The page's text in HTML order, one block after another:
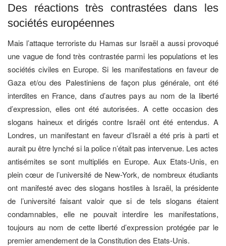
Des réactions très contrastées dans les
sociétés européennes
Mais l’attaque terroriste du Hamas sur Israël a aussi provoqué
une vague de fond très contrastée parmi les populations et les
sociétés civiles en Europe. Si les manifestations en faveur de
Gaza et/ou des Palestiniens de façon plus générale, ont été
interdites en France, dans d’autres pays au nom de la liberté
d’expression, elles ont été autorisées. A cette occasion des
slogans haineux et dirigés contre Israël ont été entendus. A
Londres, un manifestant en faveur d’Israël a été pris à parti et
aurait pu être lynché si la police n’était pas intervenue. Les actes
antisémites se sont multipliés en Europe. Aux Etats-Unis, en
plein cœur de l’université de New-York, de nombreux étudiants
ont manifesté avec des slogans hostiles à Israël, la présidente
de l’université faisant valoir que si de tels slogans étaient
condamnables, elle ne pouvait interdire les manifestations,
toujours au nom de cette liberté d’expression protégée par le
premier amendement de la Constitution des Etats-Unis.